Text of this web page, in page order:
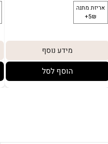
מידע נוסף
הוסף לסל